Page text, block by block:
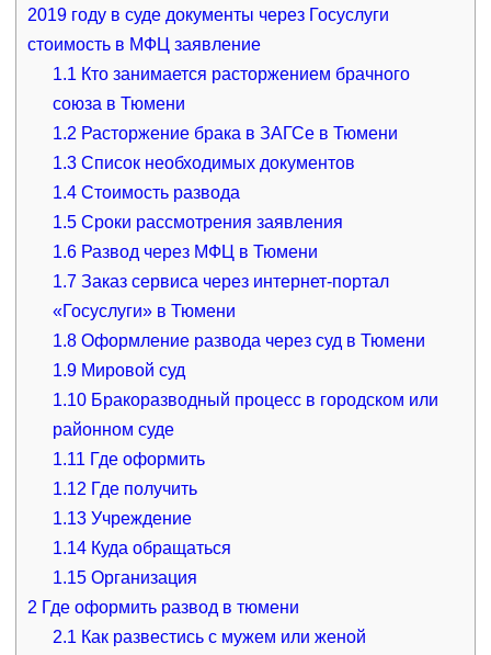
2019 году в суде документы через Госуслуги
стоимость в МФЦ заявление
1.1 Кто занимается расторжением брачного
союза в Тюмени
1.2 Расторжение брака в ЗАГСе в Тюмени
1.3 Список необходимых документов
1.4 Стоимость развода
1.5 Сроки рассмотрения заявления
1.6 Развод через МФЦ в Тюмени
1.7 Заказ сервиса через интернет-портал
«Госуслуги» в Тюмени
1.8 Оформление развода через суд в Тюмени
1.9 Мировой суд
1.10 Бракоразводный процесс в городском или
районном суде
1.11 Где оформить
1.12 Где получить
1.13 Учреждение
1.14 Куда обращаться
1.15 Организация
2 Где оформить развод в тюмени
2.1 Как развестись с мужем или женой